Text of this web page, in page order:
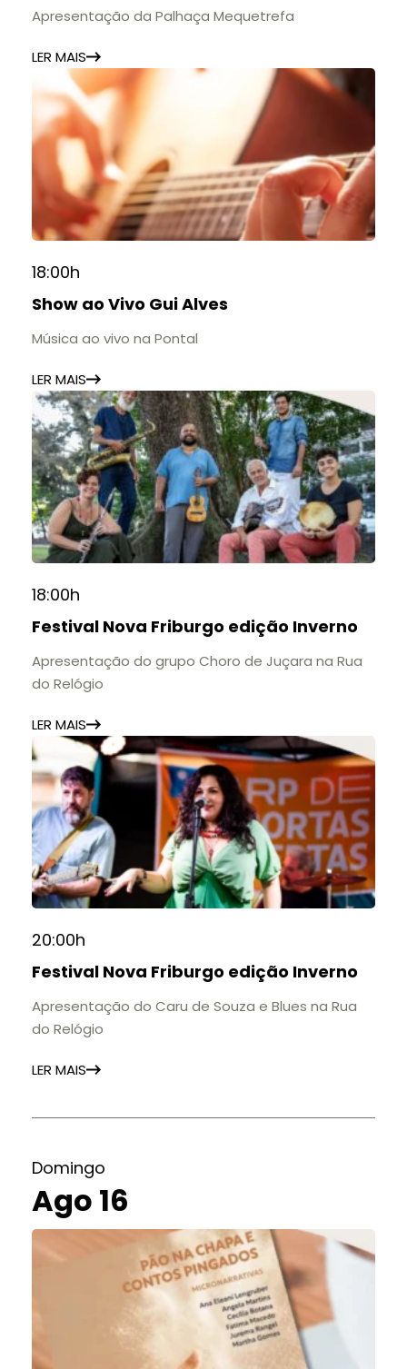
Apresentação da Palhaça Mequetrefa
LER MAIS
18:00h
Show ao Vivo Gui Alves
Música ao vivo na Pontal
LER MAIS
18:00h
Festival Nova Friburgo edição Inverno
Apresentação do grupo Choro de Juçara na Rua
do Relógio
LER MAIS
20:00h
Festival Nova Friburgo edição Inverno
Apresentação do Caru de Souza e Blues na Rua
do Relógio
LER MAIS
Domingo
Ago 16